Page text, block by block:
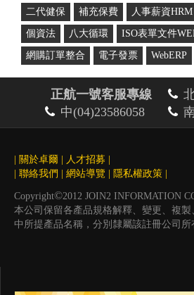
二代健保 補充保費 人事薪資HRM
個資法 八大循環 ISO表單文件
網購訂單整合 電子發票 WebERP
正航一號客服專線
中(04)23586058
關於卓爾 人才招募
聯絡我們 網站導覽 隱私權政策
Copyright©2012 JOIN2 INFORMATION
本公司保留各產品規格解釋、變更、複
中所提產品名稱，分別隸屬該註冊公司所